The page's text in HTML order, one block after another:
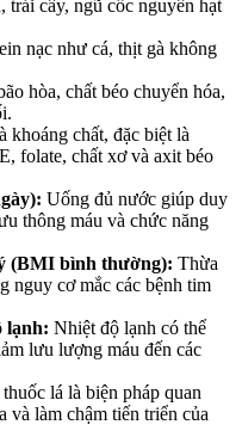
trái cây, ngũ cốc nguyên hạt
nạc như cá, thịt gà không
hòa, chất béo chuyển hóa,
khoáng chất, đặc biệt là
folate, chất xơ và axit béo
Uống đủ nước giúp duy
thông máu và chức năng
(BMI bình thường): Thừa
nguy cơ mắc các bệnh tim
lạnh: Nhiệt độ lạnh có thể
lưu lượng máu đến các
lá là biện pháp quan
và làm chậm tiến triển của